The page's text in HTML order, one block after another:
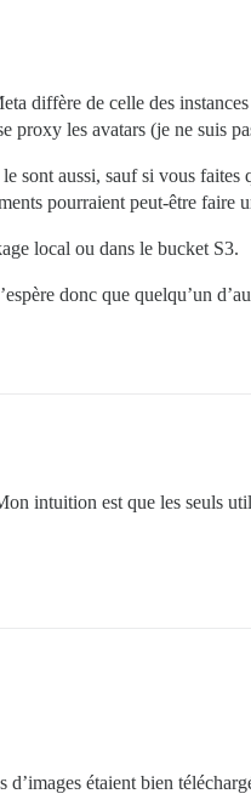
diffère de celle des
proxy les avatars (je ne suis
sont aussi, sauf si vous faites
pourraient peut-être faire
local ou dans le bucket S3.
donc que quelqu’un
intuition est que les seuls
étaient bien